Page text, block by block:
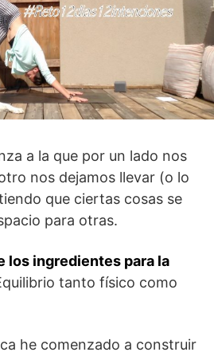
a la que por un lado nos
nos dejamos llevar (o lo
que ciertas cosas se
para otras.
los ingredientes para la
tanto físico como
he comenzado a construir